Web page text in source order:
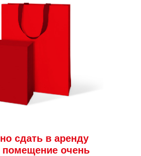
сдать в аренду
помещение очень